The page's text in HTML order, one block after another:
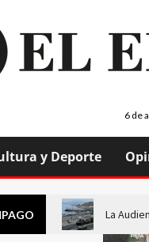
6 de
y Deporte
La